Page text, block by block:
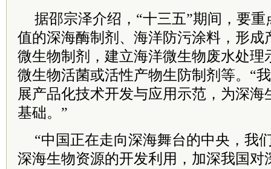
据邵宗泽介绍，“十三五”期间，要
值的深海酶制剂、海洋防污涂料，形成
微生物制剂，建立海洋微生物废水处理
微生物活菌或活性产物生防制剂等。“
展产品化技术开发与应用示范，为深海
基础。”
“中国正在走向深海舞台的中央，我
深海生物资源的开发利用，加深我国对